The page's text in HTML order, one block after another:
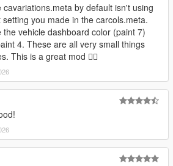
cavariations.meta by default isn't using
you made in the carcols.meta.
the vehicle dashboard color (paint 7)
4. These are all very small things
This is a great mod 👍🏿